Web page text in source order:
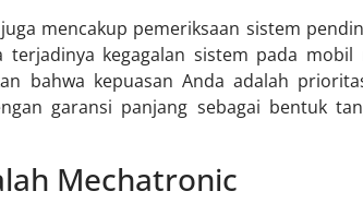
juga mencakup pemeriksaan sistem
kegagalan sistem pada mobil
bahwa kepuasan Anda adalah
garansi panjang sebagai bentuk
Mechatronic